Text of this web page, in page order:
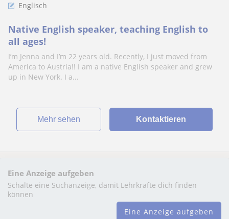
Englisch
Native English speaker, teaching English to
all ages!
I’m Jenna and I’m 22 years old. Recently, I just moved from
America to Austria!! I am a native English speaker and grew
up in New York. I a...
Mehr sehen Kontaktieren
Eine Anzeige aufgeben
Schalte eine Suchanzeige, damit Lehrkräfte dich finden
können
Eine Anzeige aufgeben